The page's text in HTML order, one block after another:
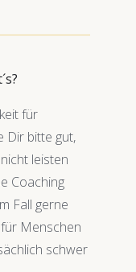
für
Dir bitte gut,
leisten
Coaching
Fall gerne
Menschen
schwer